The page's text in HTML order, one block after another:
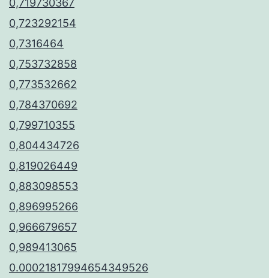
0,723292154
0,7316464
0,753732858
0,773532662
0,784370692
0,799710355
0,804434726
0,819026449
0,883098553
0,896995266
0,966679657
0,989413065
0.00021817994654349526